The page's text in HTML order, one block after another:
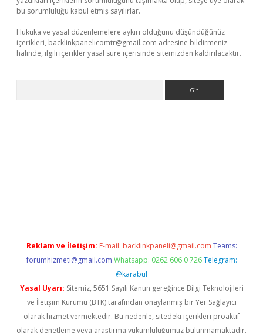
bu sorumluluğu kabul etmiş sayılırlar.
Hukuka ve yasal düzenlemelere aykırı olduğunu düşündüğünüz
içerikleri, backlinkpanelicomtr@gmail.com adresine bildirmeniz
halinde, ilgili içerikler yasal süre içerisinde sitemizden kaldırılacaktır.
Reklam ve İletişim: E-mail: backlinkpaneli@gmail.com Teams:
forumhizmeti@gmail.com Whatsapp: 0262 606 0 726 Telegram:
@karabul
Yasal Uyarı: Sitemiz, 5651 Sayılı Kanun gereğince Bilgi Teknolojileri
ve İletişim Kurumu (BTK) tarafından onaylanmış bir Yer Sağlayıcı
olarak hizmet vermektedir. Bu nedenle, sitedeki içerikleri proaktif
olarak denetleme veya araştırma yükümlülüğümüz bulunmamaktadır.